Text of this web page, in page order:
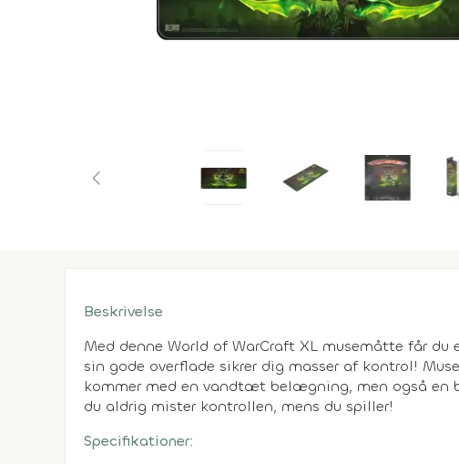
Beskrivelse
Med denne World of WarCraft XL musemåtte får
sin gode overflade sikrer dig masser af kontrol!
kommer med en vandtæt belægning, men også en
du aldrig mister kontrollen, mens du spiller!
Specifikationer: